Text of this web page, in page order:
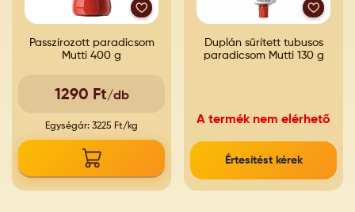
Passzírozott paradicsom
Mutti 400 g
1290 Ft/db
Egységár: 3225 Ft/kg
Duplán sűrített tubusos
paradicsom Mutti 130 g
A termék nem elérhető
Értesítést kérek